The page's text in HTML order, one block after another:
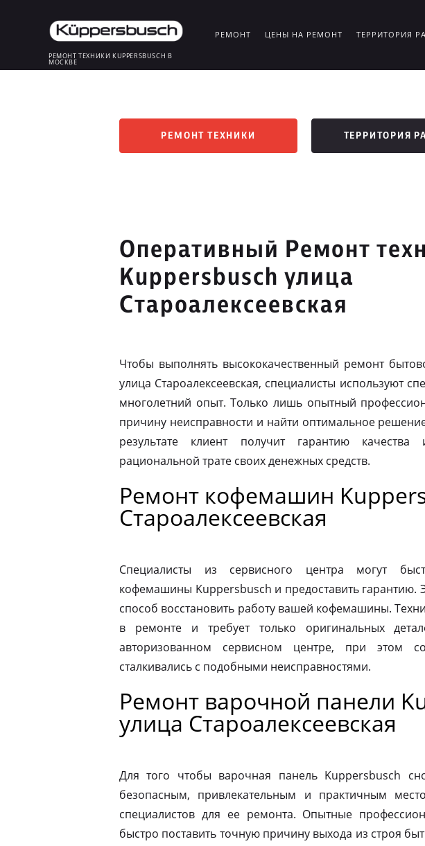
РЕМОНТ ТЕХНИКИ KUPPERSBUSCH В
МОСКВЕ
РЕМОНТ ЦЕНЫ НА РЕМОНТ ТЕРРИТОРИЯ
РЕМОНТ ТЕХНИКИ ТЕРРИТОРИЯ
Оперативный Ремонт
Kuppersbusch улица
Староалексеевская
Чтобы выполнять высококачественный ремонт
улица Староалексеевская, специалисты используют
многолетний опыт. Только лишь опытный
причину неисправности и найти оптимальное
результате клиент получит гарантию
рациональной трате своих денежных средств.
Ремонт кофемашин
Староалексеевская
Специалисты из сервисного центра могут
кофемашины Kuppersbusch и предоставить гарантию.
способ восстановить работу вашей кофемашины.
в ремонте и требует только оригинальных
авторизованном сервисном центре, при этом
сталкивались с подобными неисправностями.
Ремонт варочной панели
улица Староалексеевская
Для того чтобы варочная панель Kuppersbusch
безопасным, привлекательным и практичным
специалистов для ее ремонта. Опытные
быстро поставить точную причину выхода из строя